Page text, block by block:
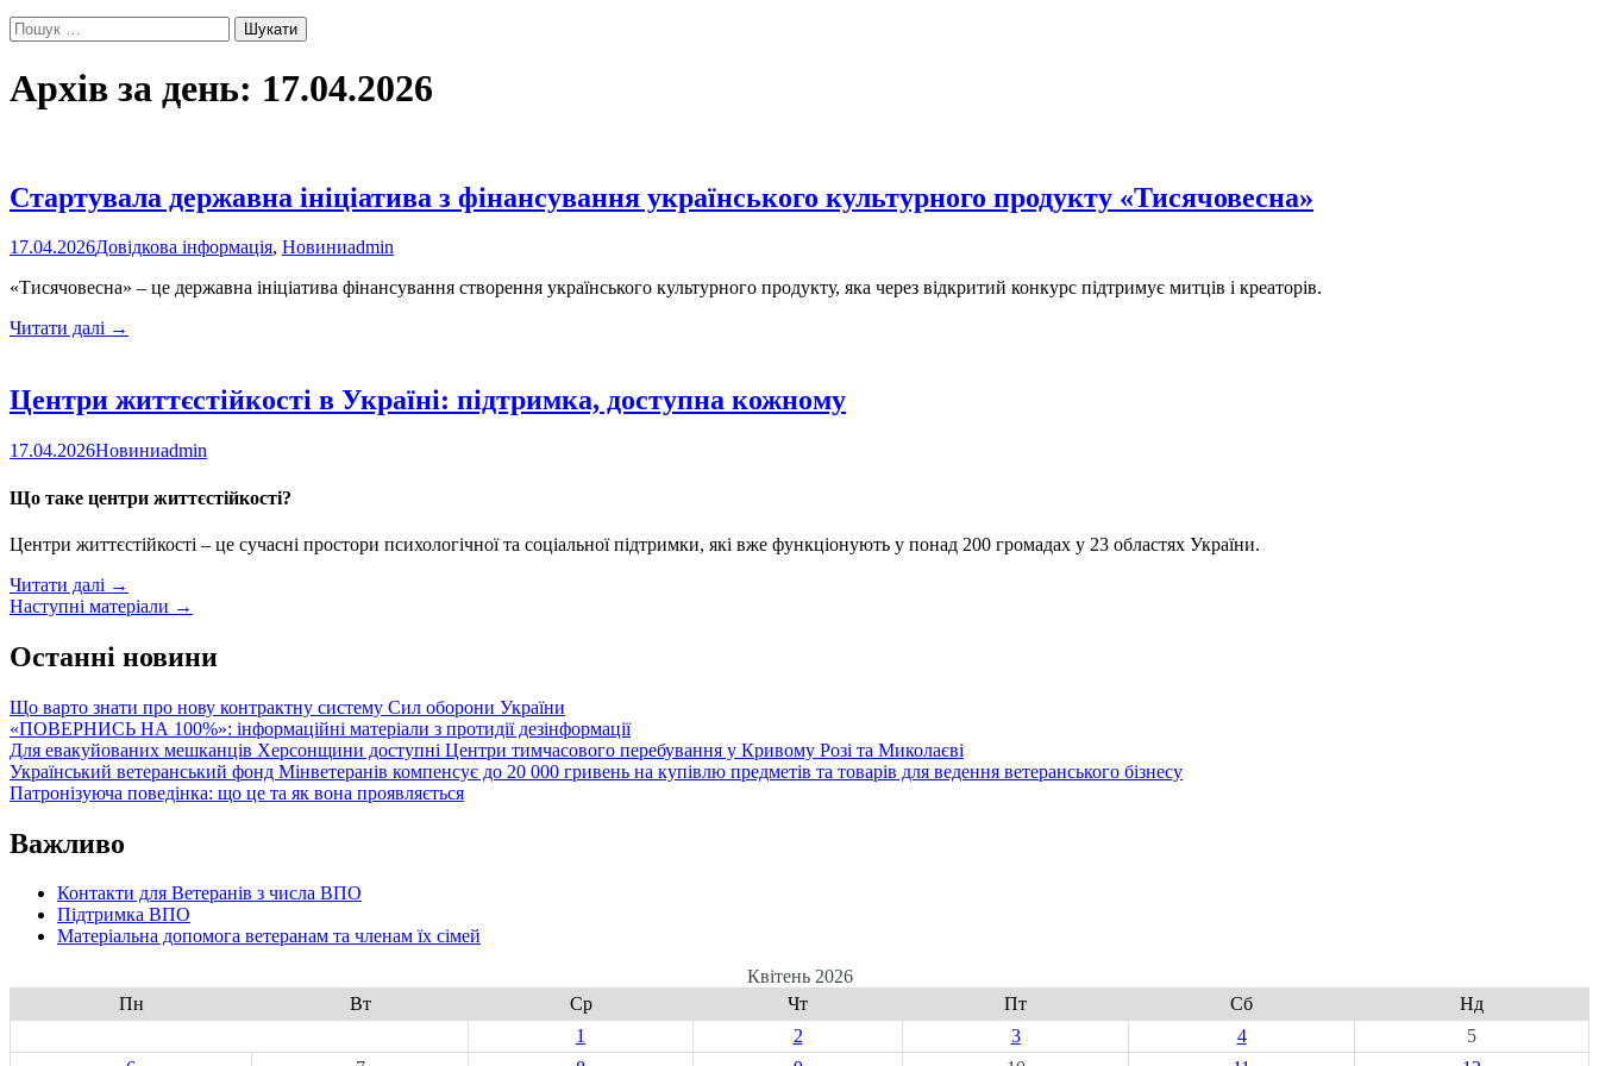
Пошук:
Архів за день: 17.04.2026
Стартувала державна ініціатива з фінансування українського культурного продукту «Тисячовесна»
17.04.2026Довідкова інформація, Новиниadmin
«Тисячовесна» – це державна ініціатива фінансування створення українського культурного продукту, яка через відкритий конкурс підтримує митців і креаторів.
Читати далі Стартувала
фінансування
культурного
«Тисячовесна»
→
Центри життєстійкості в Україні: підтримка, доступна кожному
17.04.2026Новиниadmin
Що таке центри життєстійкості?
Центри життєстійкості – це сучасні простори психологічної та соціальної підтримки, які вже функціонують у понад 200 громадах у 23 областях України.
Читати далі Центри
життєстійкості
Україні:
підтримка,
кожному
→
Posts
navigation
Наступні матеріали →
Останні новини
Що варто знати про нову контрактну систему Сил оборони України
«ПОВЕРНИСЬ НА 100%»: інформаційні матеріали з протидії дезінформації
Для евакуйованих мешканців Херсонщини доступні Центри тимчасового перебування у Кривому Розі та Миколаєві
Український ветеранський фонд Мінветеранів компенсує до 20 000 гривень на купівлю предметів та товарів для ведення ветеранського бізнесу
Патронізуюча поведінка: що це та як вона проявляється
Важливо
Контакти для Ветеранів з числа ВПО
Підтримка ВПО
Матеріальна допомога ветеранам та членам їх сімей
Квітень 2026
Пн
Вт Ср Чт Пт Сб
Нд
1
2 3 4
5